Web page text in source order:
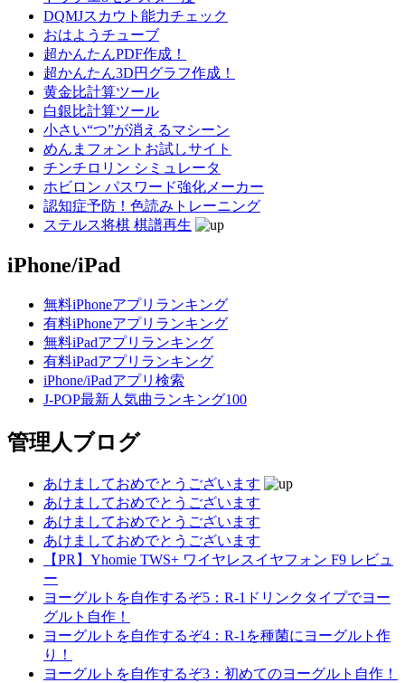
DQMJスカウト能力チェック
おはようチューブ
超かんたんPDF作成！
超かんたん3D円グラフ作成！
黄金比計算ツール
白銀比計算ツール
小さい“つ”が消えるマシーン
めんまフォントお試しサイト
チンチロリン シミュレータ
ホビロン パスワード強化メーカー
認知症予防！色読みトレーニング
ステルス将棋 棋譜再生
iPhone/iPad
無料iPhoneアプリランキング
有料iPhoneアプリランキング
無料iPadアプリランキング
有料iPadアプリランキング
iPhone/iPadアプリ検索
J-POP最新人気曲ランキング100
管理人ブログ
あけましておめでとうございます
あけましておめでとうございます
あけましておめでとうございます
あけましておめでとうございます
【PR】Yhomie TWS+ ワイヤレスイヤフォン F9 レビュ
ー
ヨーグルトを自作するぞ5：R-1ドリンクタイプでヨー
グルト自作！
ヨーグルトを自作するぞ4：R-1を種菌にヨーグルト作
り！
ヨーグルトを自作するぞ3：初めてのヨーグルト自作！